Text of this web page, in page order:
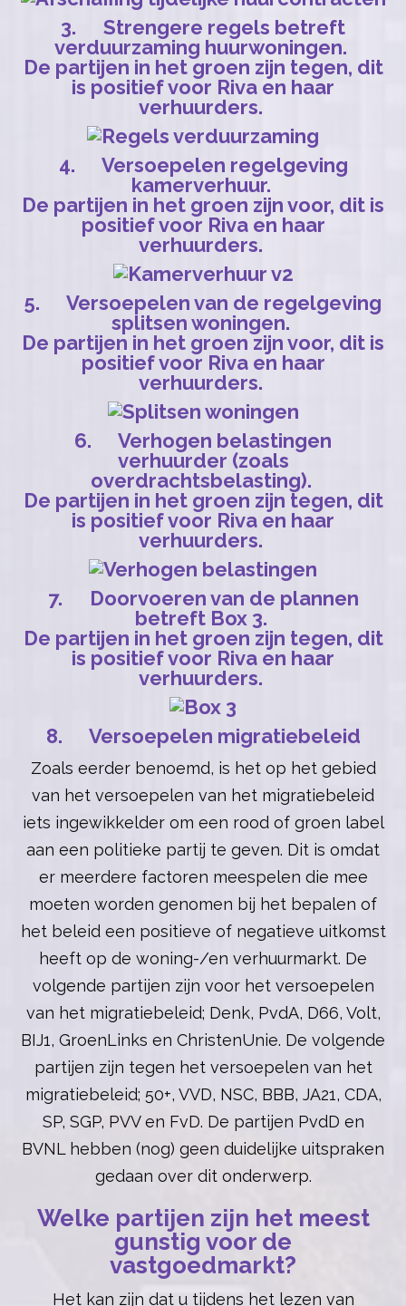
3. Strengere regels betreft
verduurzaming huurwoningen.
De partijen in het groen zijn tegen, dit
is positief voor Riva en haar
verhuurders.
4. Versoepelen regelgeving
kamerverhuur.
De partijen in het groen zijn voor, dit is
positief voor Riva en haar
verhuurders.
5. Versoepelen van de regelgeving
splitsen woningen.
De partijen in het groen zijn voor, dit is
positief voor Riva en haar
verhuurders.
6. Verhogen belastingen
verhuurder (zoals
overdrachtsbelasting).
De partijen in het groen zijn tegen, dit
is positief voor Riva en haar
verhuurders.
7. Doorvoeren van de plannen
betreft Box 3.
De partijen in het groen zijn tegen, dit
is positief voor Riva en haar
verhuurders.
8. Versoepelen migratiebeleid
Zoals eerder benoemd, is het op het gebied
van het versoepelen van het migratiebeleid
iets ingewikkelder om een rood of groen label
aan een politieke partij te geven. Dit is omdat
er meerdere factoren meespelen die mee
moeten worden genomen bij het bepalen of
het beleid een positieve of negatieve uitkomst
heeft op de woning-/en verhuurmarkt. De
volgende partijen zijn voor het versoepelen
van het migratiebeleid; Denk, PvdA, D66, Volt,
BIJ1, GroenLinks en ChristenUnie. De volgende
partijen zijn tegen het versoepelen van het
migratiebeleid; 50+, VVD, NSC, BBB, JA21, CDA,
SP, SGP, PVV en FvD. De partijen PvdD en
BVNL hebben (nog) geen duidelijke uitspraken
gedaan over dit onderwerp.
Welke partijen zijn het meest
gunstig voor de
vastgoedmarkt?
Het kan zijn dat u tijdens het lezen van